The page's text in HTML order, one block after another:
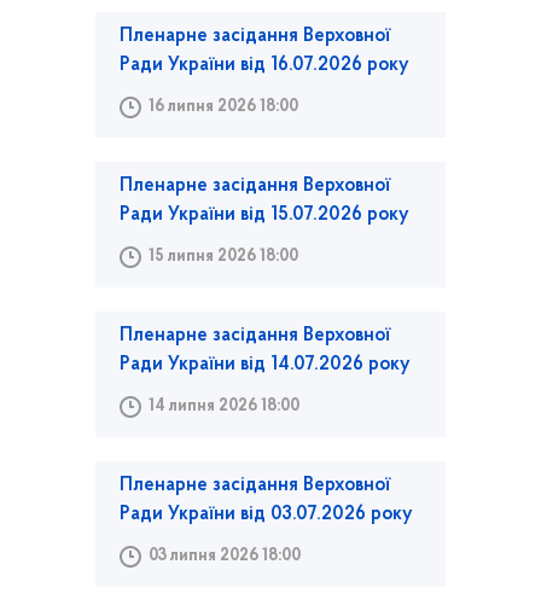
Пленарне засідання Верховної
Ради України від 16.07.2026 року
16 липня 2026 18:00
Пленарне засідання Верховної
Ради України від 15.07.2026 року
15 липня 2026 18:00
Пленарне засідання Верховної
Ради України від 14.07.2026 року
14 липня 2026 18:00
Пленарне засідання Верховної
Ради України від 03.07.2026 року
03 липня 2026 18:00